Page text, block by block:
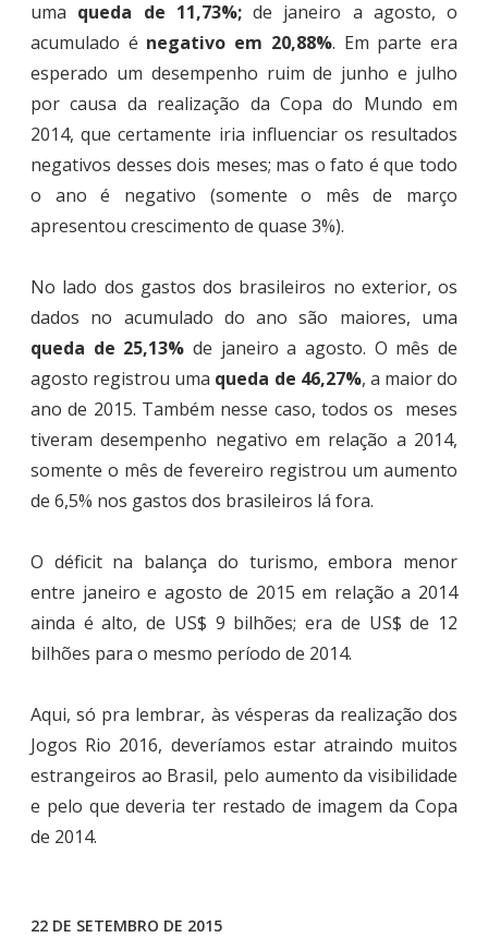
uma queda de 11,73%; de janeiro a agosto, o
acumulado é negativo em 20,88%. Em parte era
esperado um desempenho ruim de junho e julho
por causa da realização da Copa do Mundo em
2014, que certamente iria influenciar os resultados
negativos desses dois meses; mas o fato é que todo
o ano é negativo (somente o mês de março
apresentou crescimento de quase 3%).
No lado dos gastos dos brasileiros no exterior, os
dados no acumulado do ano são maiores, uma
queda de 25,13% de janeiro a agosto. O mês de
agosto registrou uma queda de 46,27%, a maior do
ano de 2015. Também nesse caso, todos os meses
tiveram desempenho negativo em relação a 2014,
somente o mês de fevereiro registrou um aumento
de 6,5% nos gastos dos brasileiros lá fora.
O déficit na balança do turismo, embora menor
entre janeiro e agosto de 2015 em relação a 2014
ainda é alto, de US$ 9 bilhões; era de US$ de 12
bilhões para o mesmo período de 2014.
Aqui, só pra lembrar, às vésperas da realização dos
Jogos Rio 2016, deveríamos estar atraindo muitos
estrangeiros ao Brasil, pelo aumento da visibilidade
e pelo que deveria ter restado de imagem da Copa
de 2014.
22 DE SETEMBRO DE 2015